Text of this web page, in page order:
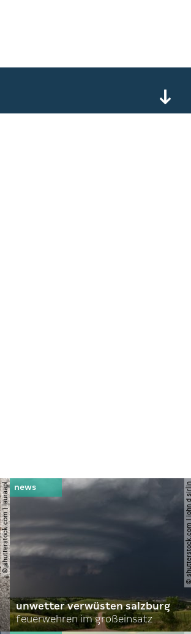
© shutterstock.com | lauraapl ©
unwetter verwüsten salzburg
feuerwehren im großeinsatz